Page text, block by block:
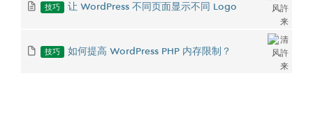
技巧 让 WordPress 不同页面显示不同 Logo
技巧 如何提高 WordPress PHP 内存限制？